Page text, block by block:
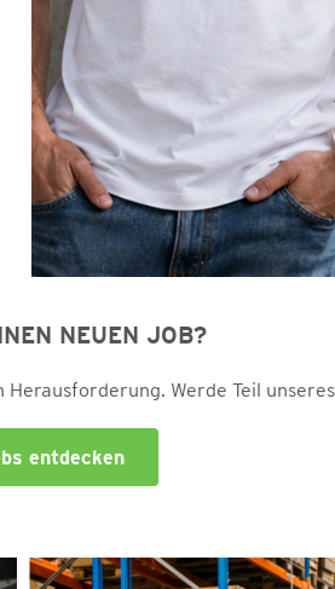
NEUEN JOB?
Werde Teil
entdecken